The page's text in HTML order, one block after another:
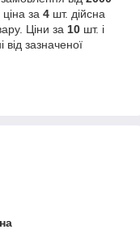
за 4 шт. дійсна
Ціни за 10 шт. і
зазначеної